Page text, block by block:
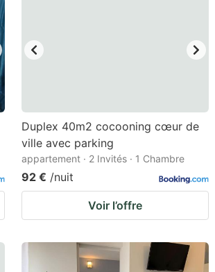
Duplex 40m2 cocooning cœur de
ville avec parking
appartement · 2 Invités · 1 Chambre
92 € /nuit
Voir l’offre